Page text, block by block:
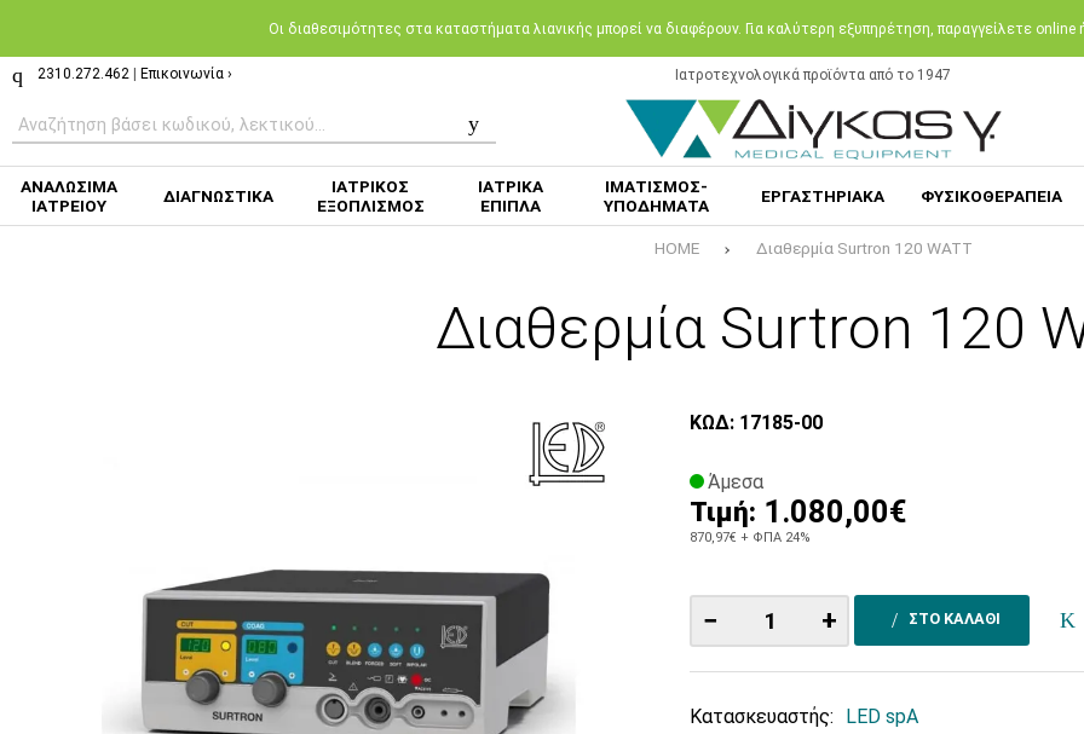
Oι διαθεσιμότητες στα καταστήματα λιανικής μπορεί να διαφέρουν. Για καλύτερη εξυπηρέτηση, παραγγείλετε
2310.272.462 Επικοινωνία › Ιατροτεχνολογικά προϊόντα από το 1947
ΑΝΑΛΩΣΙΜΑ
ΙΑΤΡΕΙΟΥ
ΔΙΑΓΝΩΣΤΙΚΑ
ΙΑΤΡΙΚΟΣ
ΕΞΟΠΛΙΣΜΟΣ
ΙΑΤΡΙΚΑ
ΕΠΙΠΛΑ
ΙΜΑΤΙΣΜΟΣ-
ΥΠΟΔΗΜΑΤΑ
ΕΡΓΑΣΤΗΡΙΑΚΑ ΦΥΣΙΚΟΘΕΡΑΠΕΙΑ
HOME Διαθερμία Surtron 120 WATT
Διαθερμία Surtron 120
ΚΩΔ: 17185-00
Άμεσα
Τιμή: 1.080,00€
870,97€ + ΦΠΑ 24%
− + ΣΤΟ ΚΑΛΑΘΙ
Κατασκευαστής:
LED spA